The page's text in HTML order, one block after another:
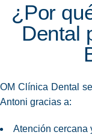
¿Por
Dental
OM Clínica Dental
Antoni gracias a:
Atención cercana